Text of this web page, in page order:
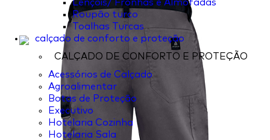
Lençois/ Fronhas e Almofadas
Roupão turco
Toalhas Turcas
calçado de conforto e proteção
CALÇADO DE CONFORTO E PROTEÇÃO
Acessórios de Calçado
Agroalimentar
Botas de Proteção
Executivo
Hotelaria Cozinha
Hotelaria Sala